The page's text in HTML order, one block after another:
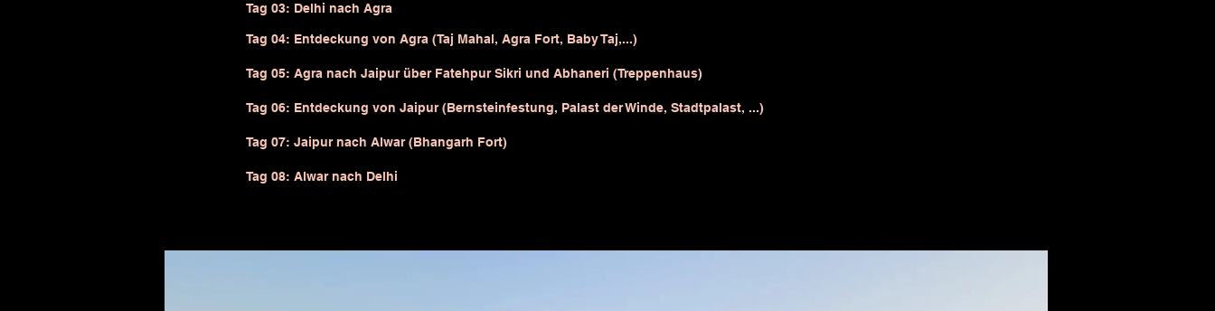
Tag 03: Delhi nach Agra
Tag 04: Entdeckung von Agra (Taj Mahal, Agra Fort, Baby Taj,...)
Tag 05: Agra nach Jaipur über Fatehpur Sikri und Abhaneri (Treppenhaus)
Tag 06: Entdeckung von Jaipur (Bernsteinfestung, Palast der Winde, Stadtpalast, ...)
Tag 07: Jaipur nach Alwar (Bhangarh Fort)
Tag 08: Alwar nach Delhi